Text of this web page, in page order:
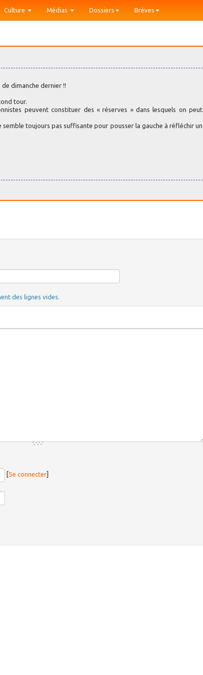
Culture Médias Dossiers Brèves
dimanche dernier !!
tour.
peuvent constituer des « réserves » dans lesquels on peut
toujours pas suffisante pour pousser la gauche à réfléchir un
des lignes vides.
[Se connecter]